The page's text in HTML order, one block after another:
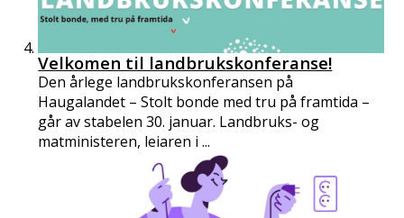
Velkomen til landbrukskonferanse!
Den årlege landbrukskonferansen på
Haugalandet – Stolt bonde med tru på framtida –
går av stabelen 30. januar. Landbruks- og
matministeren, leiaren i ...